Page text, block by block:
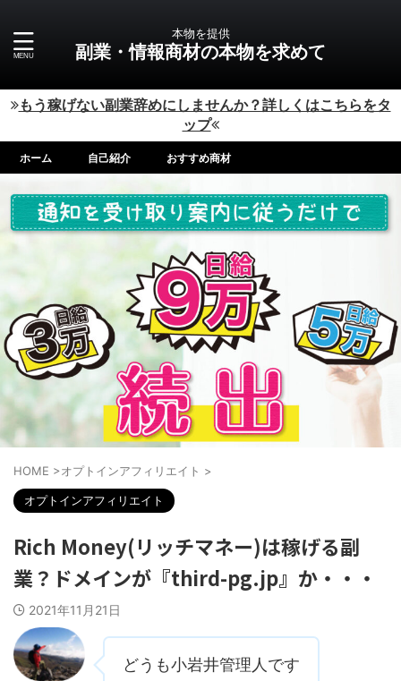
本物を提供
副業・情報商材の本物を求めて
もう稼げない副業辞めにしませんか？詳しくはこちらをタ
ップ
ホーム 自己紹介 おすすめ商材
HOME >オプトインアフィリエイト >
オプトインアフィリエイト
Rich Money(リッチマネー)は稼げる副
業？ドメインが『third-pg.jp』か・・・
2021年11月21日
どうも小岩井管理人です